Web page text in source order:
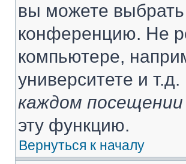
вы можете
конференцию. Не
компьютере,
университете и
каждом посещении
эту функцию.
Вернуться к началу